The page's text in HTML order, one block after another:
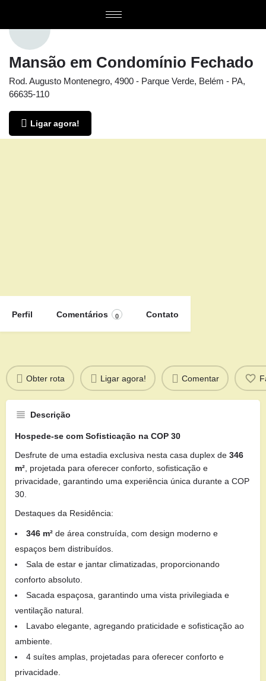
Mansão em Condomínio Fechado
Rod. Augusto Montenegro, 4900 - Parque Verde, Belém - PA,
66635-110
Ligar agora!
Perfil Comentários 0 Contato
Obter rota Ligar agora! Comentar
Descrição
Hospede-se com Sofisticação na COP 30
Desfrute de uma estadia exclusiva nesta casa duplex de 346
m² , projetada para oferecer conforto, sofisticação e
privacidade, garantindo uma experiência única durante a COP
30.
Destaques da Residência:
346 m² de área construída, com design moderno e
espaços bem distribuídos.
Sala de estar e jantar climatizadas, proporcionando
conforto absoluto.
Sacada espaçosa, garantindo uma vista privilegiada e
ventilação natural.
Lavabo elegante, agregando praticidade e sofisticação ao
ambiente.
4 suítes amplas, projetadas para oferecer conforto e
privacidade.